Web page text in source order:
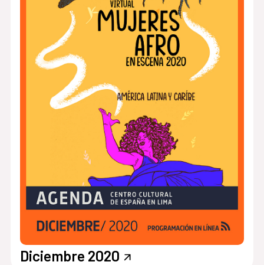
Diciembre 2020